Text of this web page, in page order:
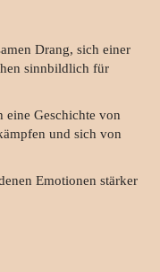
Drang, sich einer
sinnbildlich für
eine Geschichte von
und sich von
Emotionen stärker